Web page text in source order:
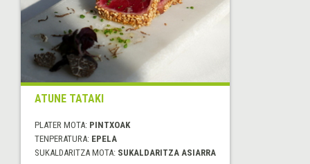
ATUNE TATAKI
PLATER MOTA: PINTXOAK
TENPERATURA: EPELA
SUKALDARITZA MOTA: SUKALDARITZA ASIARRA